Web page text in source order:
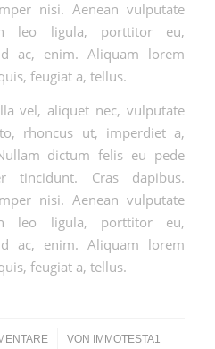
nisi. Aenean vulputate
leo ligula, porttitor eu,
ac, enim. Aliquam lorem
feugiat a, tellus.
vel, aliquet nec, vulputate
rhoncus ut, imperdiet a,
dictum felis eu pede
tincidunt. Cras dapibus.
nisi. Aenean vulputate
leo ligula, porttitor eu,
ac, enim. Aliquam lorem
feugiat a, tellus.
/ VON IMMOTESTA1